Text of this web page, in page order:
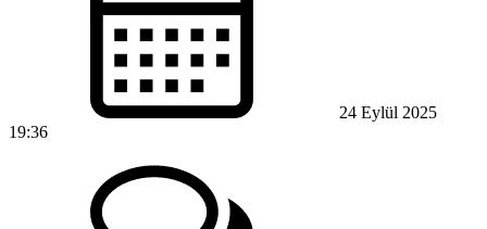
24 Eylül 2025
19:36